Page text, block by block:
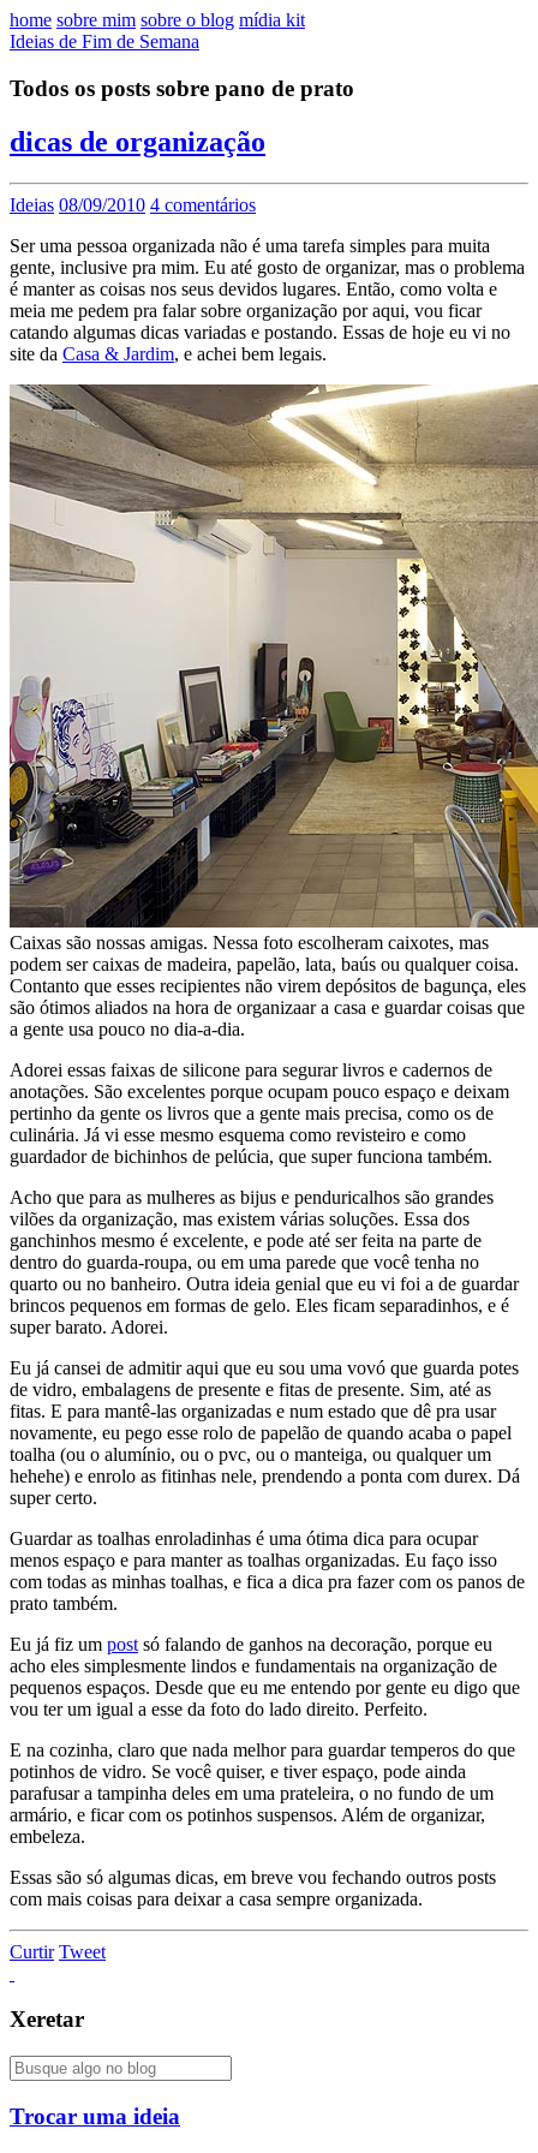
home sobre mim sobre o blog mídia kit
Ideias de Fim de Semana
Todos os posts sobre pano de prato
dicas de organização
Ideias 08/09/2010 4 comentários
Ser uma pessoa organizada não é uma tarefa simples para muita
gente, inclusive pra mim. Eu até gosto de organizar, mas o problema
é manter as coisas nos seus devidos lugares. Então, como volta e
meia me pedem pra falar sobre organização por aqui, vou ficar
catando algumas dicas variadas e postando. Essas de hoje eu vi no
site da Casa & Jardim, e achei bem legais.
Caixas são nossas amigas. Nessa foto escolheram caixotes, mas
podem ser caixas de madeira, papelão, lata, baús ou qualquer coisa.
Contanto que esses recipientes não virem depósitos de bagunça, eles
são ótimos aliados na hora de organizaar a casa e guardar coisas que
a gente usa pouco no dia-a-dia.
Adorei essas faixas de silicone para segurar livros e cadernos de
anotações. São excelentes porque ocupam pouco espaço e deixam
pertinho da gente os livros que a gente mais precisa, como os de
culinária. Já vi esse mesmo esquema como revisteiro e como
guardador de bichinhos de pelúcia, que super funciona também.
Acho que para as mulheres as bijus e penduricalhos são grandes
vilões da organização, mas existem várias soluções. Essa dos
ganchinhos mesmo é excelente, e pode até ser feita na parte de
dentro do guarda-roupa, ou em uma parede que você tenha no
quarto ou no banheiro. Outra ideia genial que eu vi foi a de guardar
brincos pequenos em formas de gelo. Eles ficam separadinhos, e é
super barato. Adorei.
Eu já cansei de admitir aqui que eu sou uma vovó que guarda potes
de vidro, embalagens de presente e fitas de presente. Sim, até as
fitas. E para mantê-las organizadas e num estado que dê pra usar
novamente, eu pego esse rolo de papelão de quando acaba o papel
toalha (ou o alumínio, ou o pvc, ou o manteiga, ou qualquer um
hehehe) e enrolo as fitinhas nele, prendendo a ponta com durex. Dá
super certo.
Guardar as toalhas enroladinhas é uma ótima dica para ocupar
menos espaço e para manter as toalhas organizadas. Eu faço isso
com todas as minhas toalhas, e fica a dica pra fazer com os panos de
prato também.
Eu já fiz um post só falando de ganhos na decoração, porque eu
acho eles simplesmente lindos e fundamentais na organização de
pequenos espaços. Desde que eu me entendo por gente eu digo que
vou ter um igual a esse da foto do lado direito. Perfeito.
E na cozinha, claro que nada melhor para guardar temperos do que
potinhos de vidro. Se você quiser, e tiver espaço, pode ainda
parafusar a tampinha deles em uma prateleira, o no fundo de um
armário, e ficar com os potinhos suspensos. Além de organizar,
embeleza.
Essas são só algumas dicas, em breve vou fechando outros posts
com mais coisas para deixar a casa sempre organizada.
Curtir Tweet
Xeretar
Trocar uma ideia